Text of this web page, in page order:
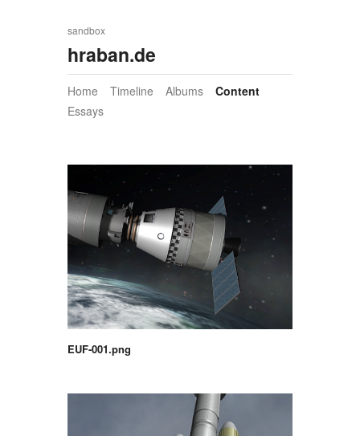
sandbox
hraban.de
Home Timeline Albums
Content
Essays
EUF-001.png